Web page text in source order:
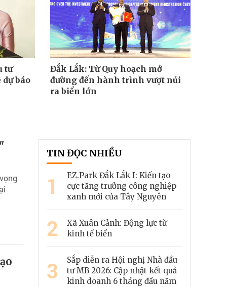
tư
báo
Đắk Lắk: Từ Quy hoạch mở
đường đến hành trình vượt núi
ra biển lớn
TIN ĐỌC NHIỀU
1
EZ.Park Đắk Lắk I: Kiến tạo
cực tăng trưởng công nghiệp
xanh mới của Tây Nguyên
2
Xã Xuân Cảnh: Động lực từ
kinh tế biển
3
Sắp diễn ra Hội nghị Nhà đầu
tư MB 2026: Cập nhật kết quả
kinh doanh 6 tháng đầu năm